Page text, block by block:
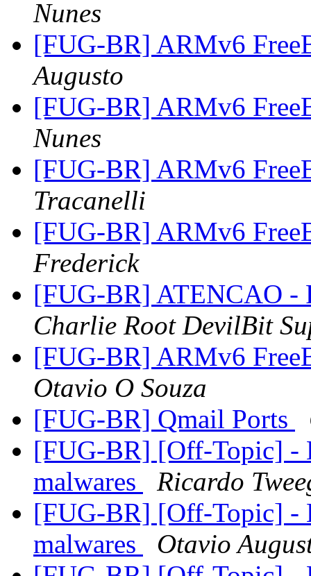
Nunes
[FUG-BR] ARMv6
Augusto
[FUG-BR] ARMv6
Nunes
[FUG-BR] ARMv6
Tracanelli
[FUG-BR] ARMv6
Frederick
[FUG-BR] ATENCAO -
Charlie Root DevilBit
[FUG-BR] ARMv6
Otavio O Souza
[FUG-BR] Qmail Ports
[FUG-BR] [Off-Topic] -
malwares
Ricardo
[FUG-BR] [Off-Topic] -
malwares
Otavio